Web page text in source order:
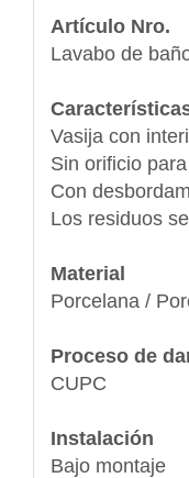
Artículo Nro.
Lavabo de
Vasija con
Sin orificio
Con
Los residuos
Material
Porcelana /
Proceso de
CUPC
Instalación
Bajo montaje